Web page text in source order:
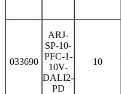
033690
ARJ-
SP-10-
PFC-1-
10V-
DALI2-
PD
10